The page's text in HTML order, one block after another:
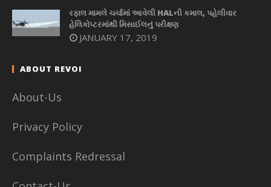
રફાલ મામલે ચર્ચામાં આવેલી HALની કમાલ, પહેલીવાર
હેલિકોપ્ટરમાંથી મિસાઈલનું પરીક્ષણ
JANUARY 17, 2019
ABOUT REVOI
About-Us
Privacy Policy
Complaints Redressal